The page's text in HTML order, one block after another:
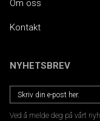
Om oss
Kontakt
NYHETSBREV
Ved å melde deg på vårt